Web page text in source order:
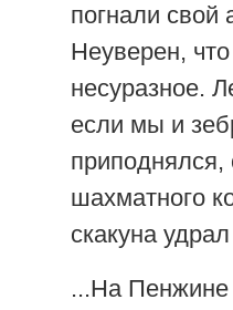
погнали свой
Неуверен,
несуразное.
если мы и
приподнялся,
шахматного
скакуна
...На Пенжине